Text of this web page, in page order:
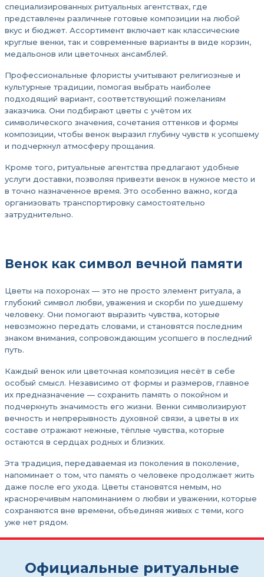
специализированных ритуальных агентствах, где
представлены различные готовые композиции на любой
вкус и бюджет. Ассортимент включает как классические
круглые венки, так и современные варианты в виде корзин,
медальонов или цветочных ансамблей.
Профессиональные флористы учитывают религиозные и
культурные традиции, помогая выбрать наиболее
подходящий вариант, соответствующий пожеланиям
заказчика. Они подбирают цветы с учётом их
символического значения, сочетания оттенков и формы
композиции, чтобы венок выразил глубину чувств к усопшему
и подчеркнул атмосферу прощания.
Кроме того, ритуальные агентства предлагают удобные
услуги доставки, позволяя привезти венок в нужное место и
в точно назначенное время. Это особенно важно, когда
организовать транспортировку самостоятельно
затруднительно.
Венок как символ вечной памяти
Цветы на похоронах — это не просто элемент ритуала, а
глубокий символ любви, уважения и скорби по ушедшему
человеку. Они помогают выразить чувства, которые
невозможно передать словами, и становятся последним
знаком внимания, сопровождающим усопшего в последний
путь.
Каждый венок или цветочная композиция несёт в себе
особый смысл. Независимо от формы и размеров, главное
их предназначение — сохранить память о покойном и
подчеркнуть значимость его жизни. Венки символизируют
вечность и непрерывность духовной связи, а цветы в их
составе отражают нежные, тёплые чувства, которые
остаются в сердцах родных и близких.
Эта традиция, передаваемая из поколения в поколение,
напоминает о том, что память о человеке продолжает жить
даже после его ухода. Цветы становятся немым, но
красноречивым напоминанием о любви и уважении, которые
сохраняются вне времени, объединяя живых с теми, кого
уже нет рядом.
Официальные ритуальные